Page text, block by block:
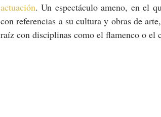
actuación. Un espectáculo ameno, en el
con referencias a su cultura y obras de
raíz con disciplinas como el flamenco o el